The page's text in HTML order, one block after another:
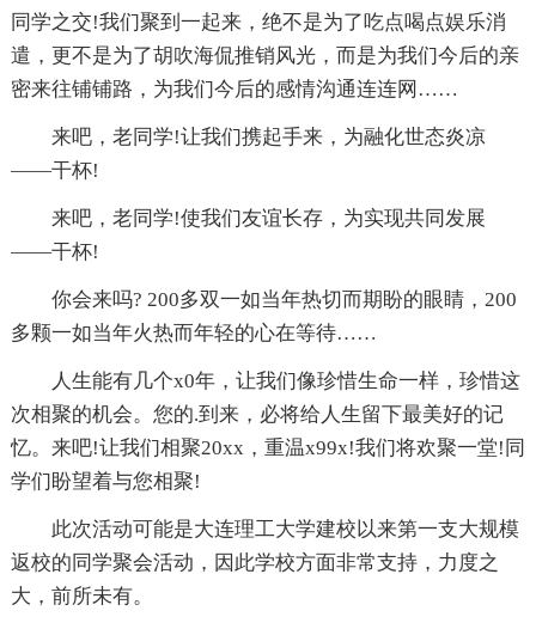
同学之交!我们聚到一起来，绝不是为了吃点喝点娱乐消
遣，更不是为了胡吹海侃推销风光，而是为我们今后的亲
密来往铺铺路，为我们今后的感情沟通连连网……
来吧，老同学!让我们携起手来，为融化世态炎凉
——干杯!
来吧，老同学!使我们友谊长存，为实现共同发展
——干杯!
你会来吗? 200多双一如当年热切而期盼的眼睛，200
多颗一如当年火热而年轻的心在等待……
人生能有几个x0年，让我们像珍惜生命一样，珍惜这
次相聚的机会。您的.到来，必将给人生留下最美好的记
忆。来吧!让我们相聚20xx，重温x99x!我们将欢聚一堂!同
学们盼望着与您相聚!
此次活动可能是大连理工大学建校以来第一支大规模
返校的同学聚会活动，因此学校方面非常支持，力度之
大，前所未有。